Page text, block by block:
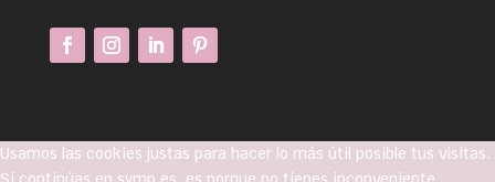
Usamos las cookies justas para hacer lo más útil posible tus visitas.